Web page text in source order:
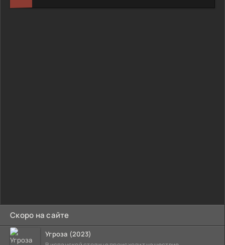
Скоро на сайте
Угроза (2023)